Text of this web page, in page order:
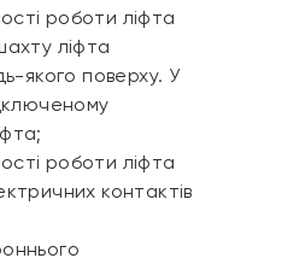
роботи ліфта
ліфта
якого поверху. У
роботи ліфта
контактів